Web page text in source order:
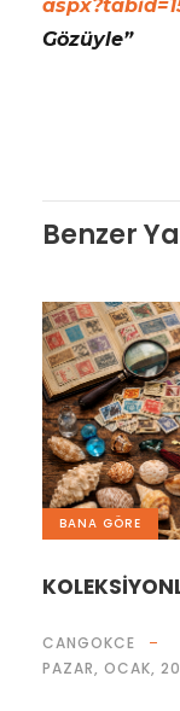
Gözüyle”
Benzer
BANA GÖRE
CANGOKCE
PAZAR, OCAK,